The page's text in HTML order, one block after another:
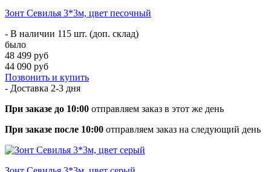
Зонт Севилья 3*3м, цвет песочный
- В наличии 115 шт. (доп. склад)
было
48 499 руб
44 090 руб
Позвонить и купить
- Доставка 2-3 дня
При заказе до 10:00 отправляем заказ в этот же день
При заказе после 10:00 отправляем заказ на следующий день